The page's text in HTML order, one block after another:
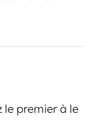
le premier à le